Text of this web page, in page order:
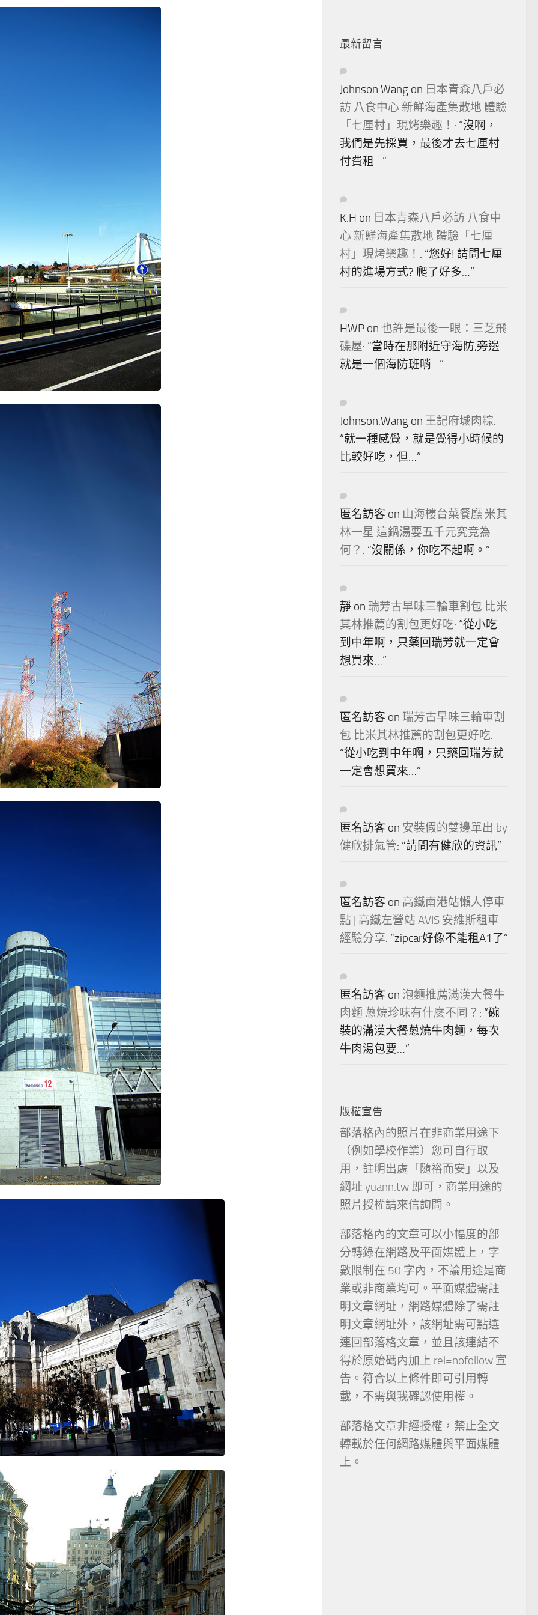
最新留言
Johnson.Wang on 日本青森八戶必
訪 八食中心 新鮮海產集散地 體驗
「七厘村」現烤樂趣！ : “沒啊，
我們是先採買，最後才去七厘村
付費租…”
K.H on 日本青森八戶必訪 八食中
心 新鮮海產集散地 體驗「七厘
村」現烤樂趣！ : “您好! 請問七厘
村的進場方式? 爬了好多…”
HWP on 也許是最後一眼：三芝飛
碟屋: “當時在那附近守海防,旁邊
就是一個海防班哨…”
Johnson.Wang on 王記府城肉粽:
“就一種感覺，就是覺得小時候的
比較好吃，但…”
匿名訪客 on 山海樓台菜餐廳 米其
林一星 這鍋湯要五千元究竟為
何？ : “沒關係，你吃不起啊。 ”
靜 on 瑞芳古早味三輪車割包 比米
其林推薦的割包更好吃: “從小吃
到中年啊，只藥回瑞芳就一定會
想買來…”
匿名訪客 on 瑞芳古早味三輪車割
包 比米其林推薦的割包更好吃:
“從小吃到中年啊，只藥回瑞芳就
一定會想買來…”
匿名訪客 on 安裝假的雙邊單出 by
健欣排氣管: “請問有健欣的資訊”
匿名訪客 on 高鐵南港站懶人停車
點 | 高鐵左營站 AVIS 安維斯租車
經驗分享: “zipcar好像不能租A1了”
匿名訪客 on 泡麵推薦滿漢大餐牛
肉麵 蔥燒珍味有什麼不同？ : “碗
裝的滿漢大餐蔥燒牛肉麵，每次
牛肉湯包要…”
版權宣告
部落格內的照片在非商業用途下
（例如學校作業）您可自行取
用，註明出處「隨裕而安」以及
網址 yuann.tw 即可，商業用途的
照片授權請來信詢問。
部落格內的文章可以小幅度的部
分轉錄在網路及平面媒體上，字
數限制在 50 字內，不論用途是商
業或非商業均可。平面媒體需註
明文章網址，網路媒體除了需註
明文章網址外，該網址需可點選
連回部落格文章，並且該連結不
得於原始碼內加上 rel=nofollow 宣
告。符合以上條件即可引用轉
載，不需與我確認使用權。
部落格文章非經授權，禁止全文
轉載於任何網路媒體與平面媒體
上。